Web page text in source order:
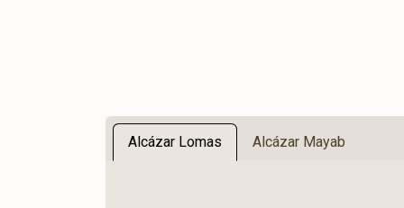
Alcázar Lomas Alcázar Mayab